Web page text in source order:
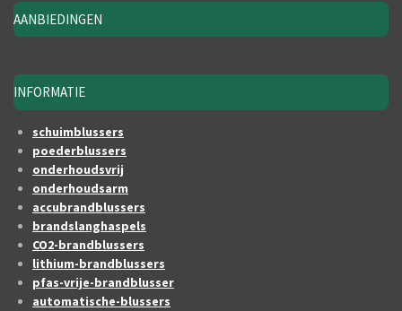
AANBIEDINGEN
INFORMATIE
schuimblussers
poederblussers
onderhoudsvrij
onderhoudsarm
accubrandblussers
brandslanghaspels
CO2-brandblussers
lithium-brandblussers
pfas-vrije-brandblusser
automatische-blussers